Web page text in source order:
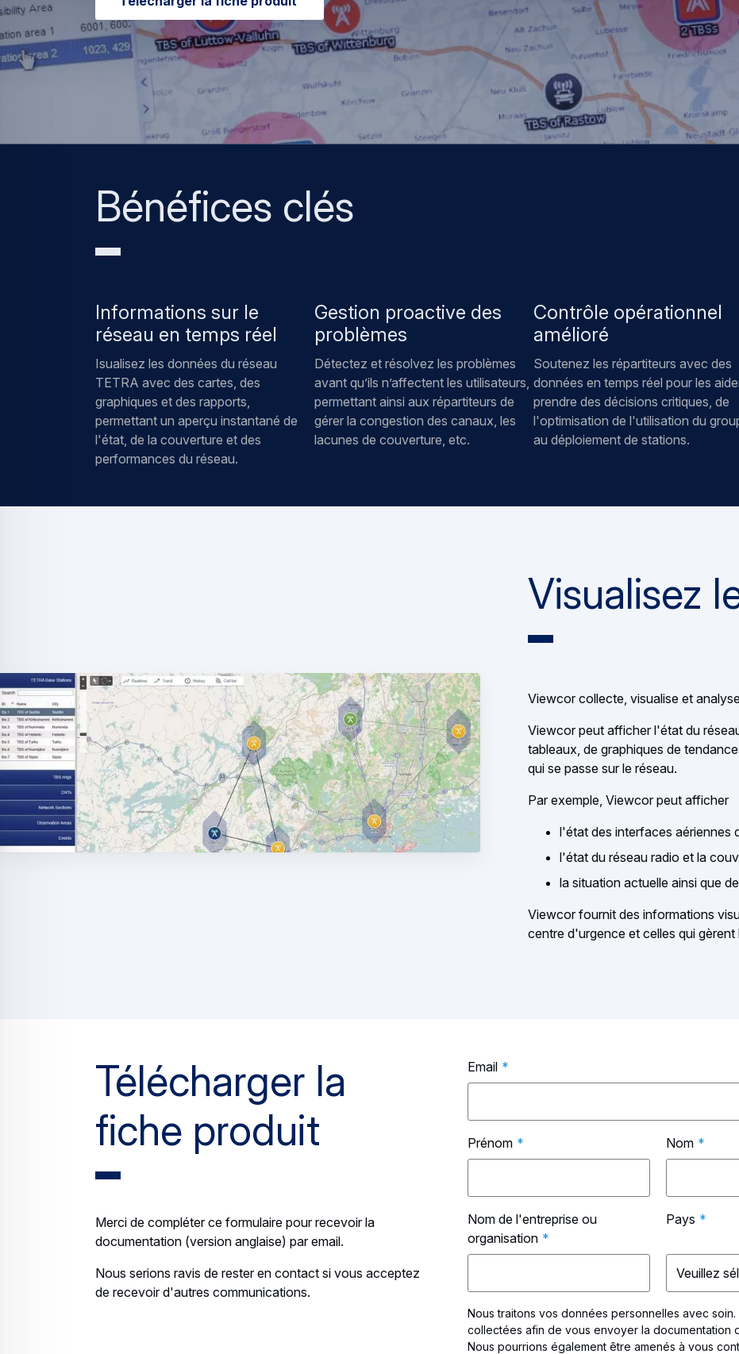
Bénéfices clés
Informations sur le
réseau en temps réel
Isualisez les données du réseau
TETRA avec des cartes, des
graphiques et des rapports,
permettant un aperçu instantané de
l'état, de la couverture et des
performances du réseau.
Gestion proactive des
problèmes
Détectez et résolvez les problèmes
avant qu’ils n’affectent les utilisateurs,
permettant ainsi aux répartiteurs de
gérer la congestion des canaux, les
lacunes de couverture, etc.
Contrôle opérationnel
amélioré
Soutenez les répartiteurs avec des
données en temps réel pour les
prendre des décisions critiques, de
l'optimisation de l'utilisation du
au déploiement de stations.
Visualisez
Viewcor collecte, visualise et
Viewcor peut afficher l'état du
tableaux, de graphiques de
qui se passe sur le réseau.
Par exemple, Viewcor peut afficher
l'état des interfaces aériennes
l'état du réseau radio et la
la situation actuelle ainsi que
Viewcor fournit des informations
centre d'urgence et celles qui
Télécharger la
fiche produit
Merci de compléter ce formulaire pour recevoir la
documentation (version anglaise) par email.
Nous serions ravis de rester en contact si vous acceptez
de recevoir d'autres communications.
Email *
Prénom * Nom *
Nom de l'entreprise ou
organisation *
Pays *
Nous traitons vos données personnelles avec
collectées afin de vous envoyer la documentation
Nous pourrions également être amenés à vous